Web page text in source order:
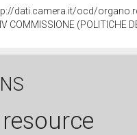
dati.camera.it/ocd/
COMMISSIONE (POLITICHE